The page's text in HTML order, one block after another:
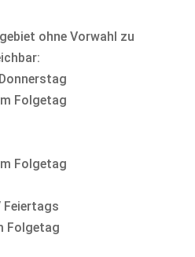
ohne Vorwahl zu
Folgetag
Folgetag
Folgetag